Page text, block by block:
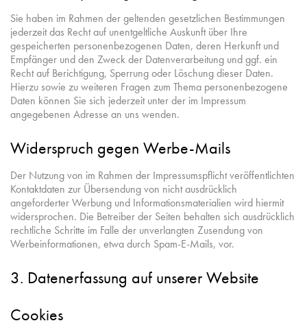
Sie haben im Rahmen der geltenden gesetzlichen Bestimmungen
jederzeit das Recht auf unentgeltliche Auskunft über Ihre
gespeicherten personenbezogenen Daten, deren Herkunft und
Empfänger und den Zweck der Datenverarbeitung und ggf. ein
Recht auf Berichtigung, Sperrung oder Löschung dieser Daten.
Hierzu sowie zu weiteren Fragen zum Thema personenbezogene
Daten können Sie sich jederzeit unter der im Impressum
angegebenen Adresse an uns wenden.
Widerspruch gegen Werbe-Mails
Der Nutzung von im Rahmen der Impressumspflicht veröffentlichten
Kontaktdaten zur Übersendung von nicht ausdrücklich
angeforderter Werbung und Informationsmaterialien wird hiermit
widersprochen. Die Betreiber der Seiten behalten sich ausdrücklich
rechtliche Schritte im Falle der unverlangten Zusendung von
Werbeinformationen, etwa durch Spam-E-Mails, vor.
3. Datenerfassung auf unserer Website
Cookies